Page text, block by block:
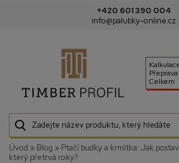
+420 601 390 004
info@palubky-online.cz
Přeprava
Celkem
Úvod » Blog » Ptačí budky a krmítka: Jak
který přetrvá roky?